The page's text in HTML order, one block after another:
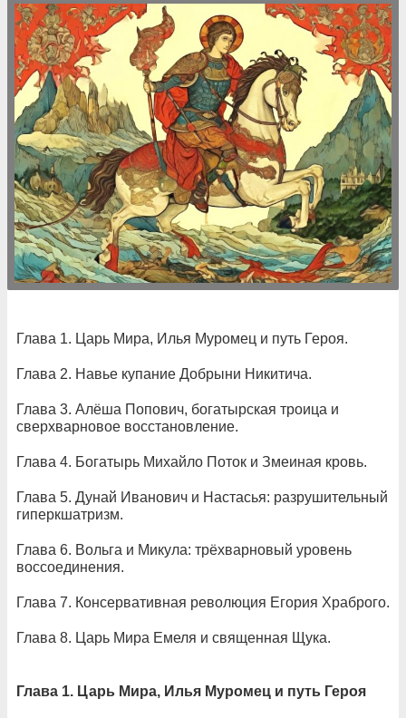
Глава 1. Царь Мира, Илья Муромец и путь Героя.
Глава 2. Навье купание Добрыни Никитича.
Глава 3. Алёша Попович, богатырская троица и
сверхварновое восстановление.
Глава 4. Богатырь Михайло Поток и Змеиная кровь.
Глава 5. Дунай Иванович и Настасья: разрушительный
гиперкшатризм.
Глава 6. Вольга и Микула: трёхварновый уровень
воссоединения.
Глава 7. Консервативная революция Егория Храброго.
Глава 8. Царь Мира Емеля и священная Щука.
Глава 1. Царь Мира, Илья Муромец и путь Героя